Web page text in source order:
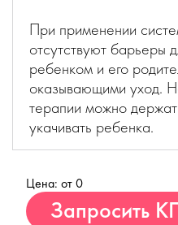
При применении
отсутствуют барьеры
ребенком и его
оказывающими уход.
терапии можно
укачивать ребенка.
Цена: от 0
Запросить